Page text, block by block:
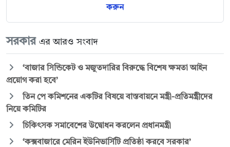
করুন
সরকার এর আরও সংবাদ
‘বাজার সিন্ডিকেট ও মজুতদারির বিরুদ্ধে বিশেষ ক্ষমতা আইন
প্রয়োগ করা হবে’
তিন পে কমিশনের একটির বিষয়ে বাস্তবায়নে মন্ত্রী-প্রতিমন্ত্রীদের
নিয়ে কমিটির
চিকিৎসক সমাবেশের উদ্বোধন করলেন প্রধানমন্ত্রী
‘কক্সবাজারে মেরিন ইউনিভার্সিটি প্রতিষ্ঠা করবে সরকার’